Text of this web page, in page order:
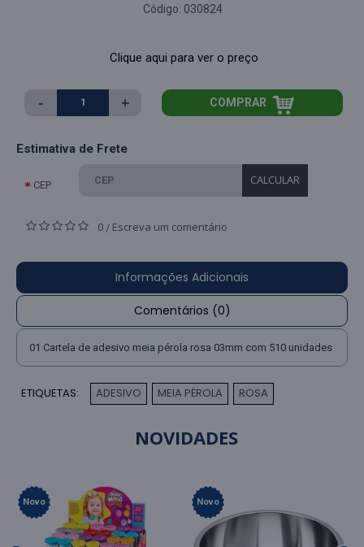
Código: 030824
Clique aqui para ver o preço
- + COMPRAR
Estimativa de Frete
CEP CALCULAR
0 / Escreva um comentário
Informações Adicionais
Comentários (0)
01 Cartela de adesivo meia pérola rosa 03mm com 510 unidades
ETIQUETAS: ADESIVO MEIA PÉROLA ROSA
NOVIDADES
Novo Novo